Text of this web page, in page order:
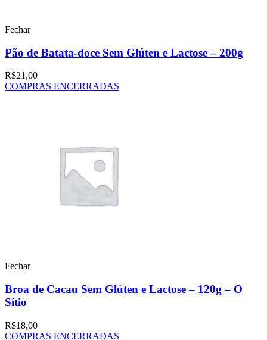
Fechar
Pão de Batata-doce Sem Glúten e Lactose – 200g
R$21,00
COMPRAS ENCERRADAS
Fechar
Broa de Cacau Sem Glúten e Lactose – 120g – O
Sítio
R$18,00
COMPRAS ENCERRADAS